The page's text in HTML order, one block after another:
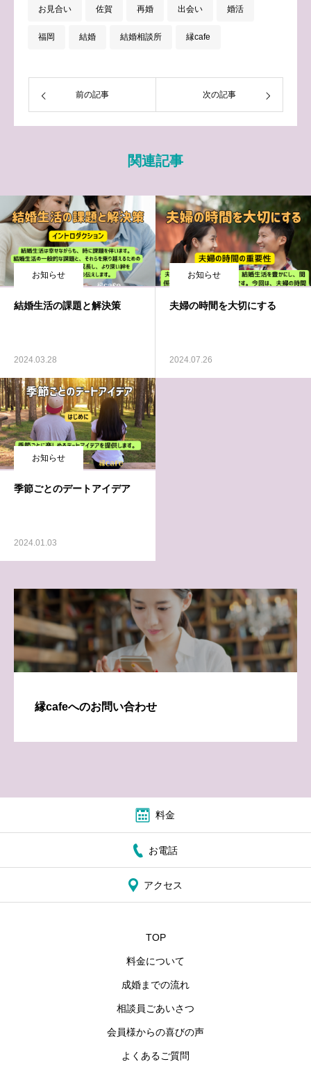
お見合い 佐賀 再婚 出会い 婚活
福岡 結婚 結婚相談所 縁cafe
前の記事 次の記事
関連記事
お知らせ
結婚生活の課題と解決策
2024.03.28
お知らせ
夫婦の時間を大切にする
2024.07.26
お知らせ
季節ごとのデートアイデア
2024.01.03
縁cafeへのお問い合わせ
料金
お電話
アクセス
TOP
料金について
成婚までの流れ
相談員ごあいさつ
会員様からの喜びの声
よくあるご質問